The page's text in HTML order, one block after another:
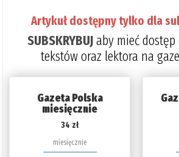
Artykuł dostępny tylko dla
SUBSKRYBUJaby mieć
tekstów oraz lektora na
Gazeta Polska
miesięcznie
34 zł
miesięcznie